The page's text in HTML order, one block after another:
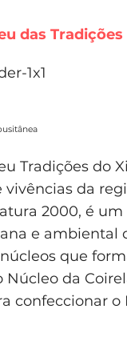
das
Tradições do
vivências da
2000, é
e ambiental
que
Núcleo da
confeccionar o